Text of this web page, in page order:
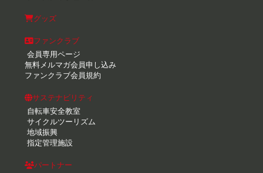
グッズ
ファンクラブ
会員専用ページ
無料メルマガ会員申し込み
ファンクラブ会員規約
サステナビリティ
自転車安全教室
サイクルツーリズム
地域振興
指定管理施設
パートナー